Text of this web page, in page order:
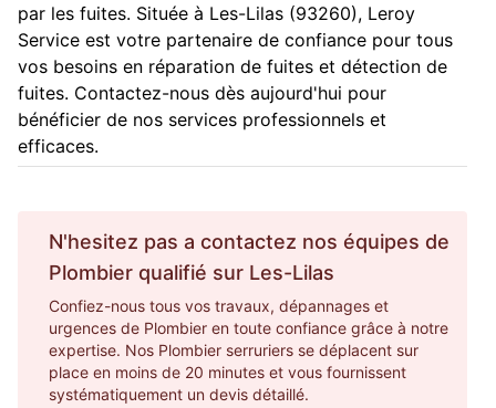
par les fuites. Située à Les-Lilas (93260), Leroy
Service est votre partenaire de confiance pour tous
vos besoins en réparation de fuites et détection de
fuites. Contactez-nous dès aujourd'hui pour
bénéficier de nos services professionnels et
efficaces.
N'hesitez pas a contactez nos équipes de
Plombier qualifié sur Les-Lilas
Confiez-nous tous vos travaux, dépannages et
urgences de Plombier en toute confiance grâce à notre
expertise. Nos Plombier serruriers se déplacent sur
place en moins de 20 minutes et vous fournissent
systématiquement un devis détaillé.